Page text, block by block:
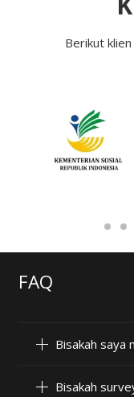
Berikut
FAQ
Bisakah saya
Bisakah